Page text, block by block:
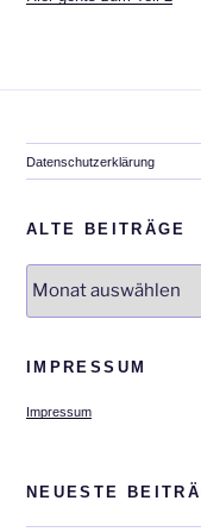
Datenschutzerklärung
ALTE BEITRÄGE
Beiträge
IMPRESSUM
Impressum
NEUESTE